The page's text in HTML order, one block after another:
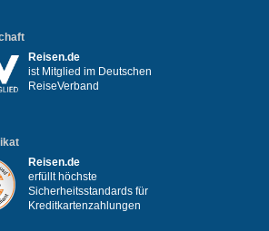
Reisen.de
ist Mitglied im Deutschen
ReiseVerband
Reisen.de
erfüllt höchste
Sicherheitsstandards für
Kreditkartenzahlungen